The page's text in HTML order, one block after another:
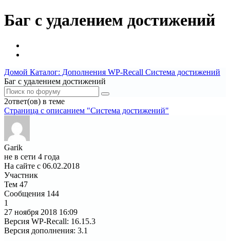
Баг с удалением достижений
Домой Каталог: Дополнения WP-Recall Система достижений
Баг с удалением достижений
2ответ(ов) в теме
Страница c описанием "Система достижений"
Garik
не в сети 4 года
На сайте с 06.02.2018
Участник
Тем 47
Сообщения 144
1
27 ноября 2018 16:09
Версия WP-Recall: 16.15.3
Версия дополнения: 3.1